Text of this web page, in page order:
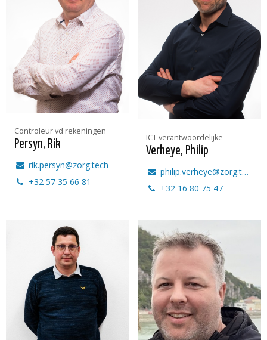
Controleur vd rekeningen
Persyn, Rik
rik.persyn@zorg.tech
+32 57 35 66 81
ICT verantwoordelijke
Verheye, Philip
philip.verheye@zorg.tech
+32 16 80 75 47